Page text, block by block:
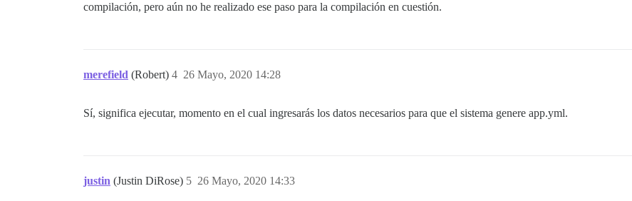
compilación, pero aún no he realizado ese paso para la compilación en cuestión.
merefield (Robert) 26 Mayo, 2020 14:28
4
Sí, significa ejecutar, momento en el cual ingresarás los datos necesarios para que el sistema genere app.yml.
justin (Justin DiRose) 26 Mayo, 2020 14:33
5